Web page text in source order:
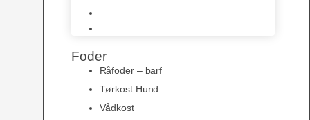
Foder
Råfoder – barf
Tørkost Hund
Vådkost